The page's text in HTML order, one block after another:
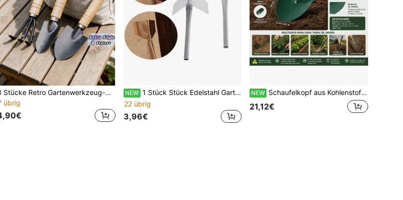
3 Stücke Retro Gartenwerkzeug-Set, beständige Metallhacke, Schaufel und Gabel, stabil und einfach zu bedienen. Ideal für Gärtnerei, Bepflanzung, Landwirtschaft und Pflanzenpflege. Unverzichtbares Outdoor-Gartenzubehör. Perfektes Geschenk zu Neujahr, Valentinstag, Muttertag und Einweihung.
übrig
NEW 1 Stück Stück Edelstahl Garten Metall Griff 90 Grad Trockenbau Außen Ecke Kelle Spachtel Kanten Werkzeug
22 übrig
3,96€
NEW Schaufelkopf aus Kohlenstoffstahl 14x44cm, Ersatz-Spitzschaufel für Gartenarbeit, Grabarbeiten und Umpflanzen, robustes Werkzeug mit grüner Pulverbeschichtung
21,12€